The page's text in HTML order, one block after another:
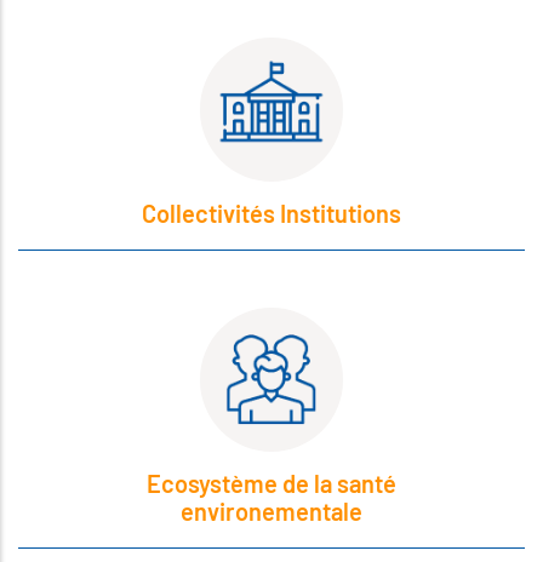
Collectivités Institutions
Ecosystème de la santé
environementale